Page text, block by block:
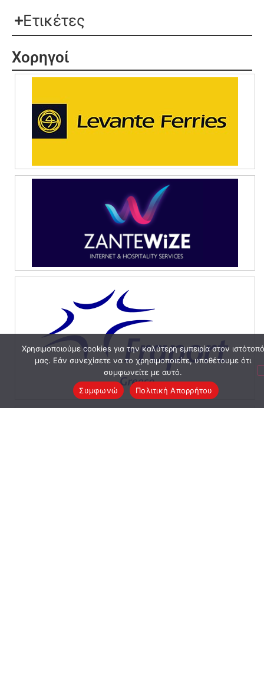
Ετικέτες
Χορηγοί
Χρησιμοποιούμε cookies για την καλύτερη εμπειρία στον ιστότοπό
μας. Εάν συνεχίσετε να το χρησιμοποιείτε, υποθέτουμε ότι
συμφωνείτε με αυτό.
Συμφωνώ
Πολιτική Απορρήτου